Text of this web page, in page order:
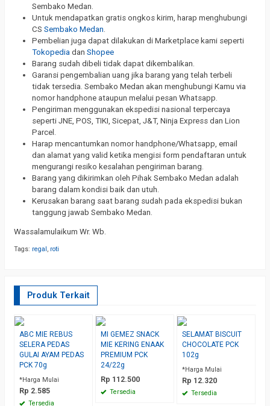
Sembako Medan.
Untuk mendapatkan gratis ongkos kirim, harap menghubungi
CS Sembako Medan
Pembelian juga dapat dilakukan di Marketplace kami seperti
Tokopedia dan Shopee
Barang sudah dibeli tidak dapat dikembalikan.
Garansi pengembalian uang jika barang yang telah terbeli
tidak tersedia. Sembako Medan akan menghubungi Kamu via
nomor handphone ataupun melalui pesan Whatsapp.
Pengiriman menggunakan ekspedisi nasional terpercaya
seperti JNE, POS, TIKI, Sicepat, J&T, Ninja Express dan Lion
Parcel.
Harap mencantumkan nomor handphone/Whatsapp, email
dan alamat yang valid ketika mengisi form pendaftaran untuk
mengurangi resiko kesalahan pengiriman barang.
Barang yang dikirimkan oleh Pihak Sembako Medan adalah
barang dalam kondisi baik dan utuh.
Kerusakan barang saat barang sudah pada ekspedisi bukan
tanggung jawab Sembako Medan.
Wassalamulaikum Wr. Wb.
Tags: regal , roti
Produk Terkait
ABC MIE REBUS
SELERA PEDAS
GULAI AYAM PEDAS
PCK 70g
*Harga Mulai
Rp 2.585
Tersedia
MI GEMEZ SNACK
MIE KERING ENAAK
PREMIUM PCK
24/22g
Rp 112.500
Tersedia
SELAMAT BISCUIT
CHOCOLATE PCK
102g
*Harga Mulai
Rp 12.320
Tersedia